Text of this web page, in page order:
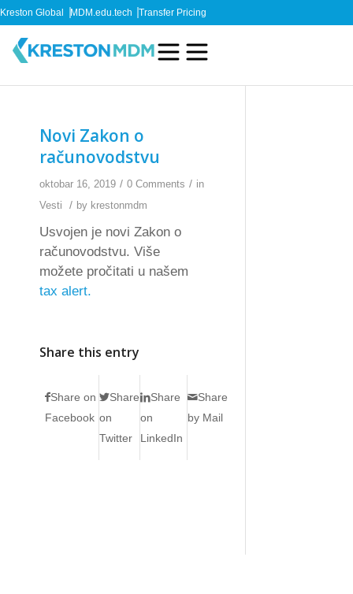
Kreston Global MDM.edu.tech Transfer Pricing
Novi Zakon o
računovodstvu
oktobar 16, 2019 / 0 Comments / in
Vesti
/ by krestonmdm
Usvojen je novi Zakon o
računovodstvu. Više
možete pročitati u našem
tax alert.
Share this entry
Share on
Facebook
Share
on
Twitter
Share
on
LinkedIn
Share
by Mail